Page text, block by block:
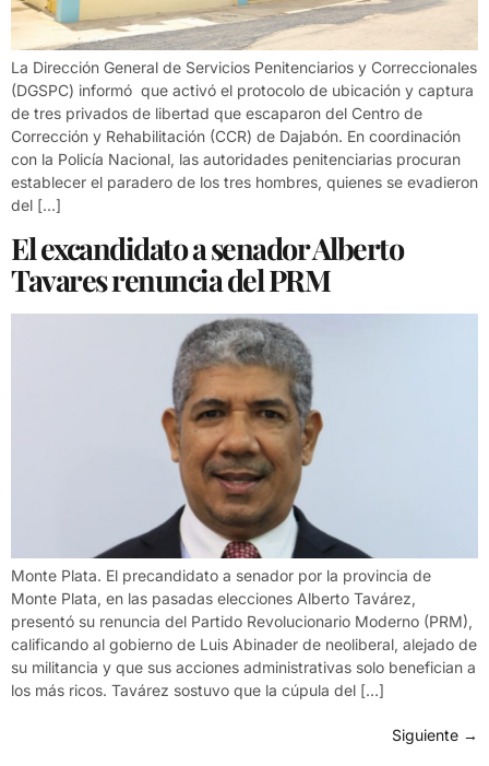
La Dirección General de Servicios Penitenciarios y Correccionales
(DGSPC) informó que activó el protocolo de ubicación y captura
de tres privados de libertad que escaparon del Centro de
Corrección y Rehabilitación (CCR) de Dajabón. En coordinación
con la Policía Nacional, las autoridades penitenciarias procuran
establecer el paradero de los tres hombres, quienes se evadieron
del […]
El excandidato a senador Alberto
Tavares renuncia del PRM
Monte Plata. El precandidato a senador por la provincia de
Monte Plata, en las pasadas elecciones Alberto Tavárez,
presentó su renuncia del Partido Revolucionario Moderno (PRM),
calificando al gobierno de Luis Abinader de neoliberal, alejado de
su militancia y que sus acciones administrativas solo benefician a
los más ricos. Tavárez sostuvo que la cúpula del […]
Siguiente →